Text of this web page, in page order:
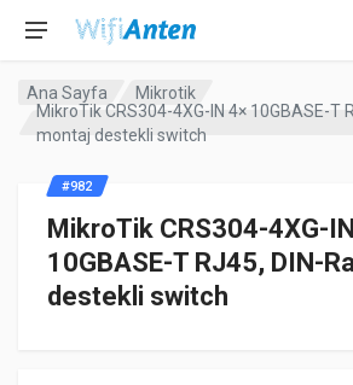
Ana Sayfa
Mikrotik
MikroTik CRS304-4XG-IN 4× 10GBASE-T
montaj destekli switch
MikroTik CRS304-4XG-
10GBASE-T RJ45, DIN-
destekli switch
#982